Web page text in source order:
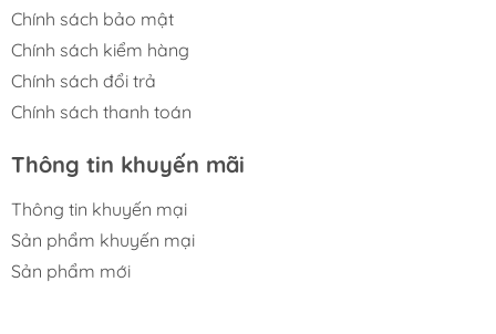
Chính sách bảo mật
Chính sách kiểm hàng
Chính sách đổi trả
Chính sách thanh toán
Thông tin khuyến mãi
Thông tin khuyến mại
Sản phẩm khuyến mại
Sản phẩm mới